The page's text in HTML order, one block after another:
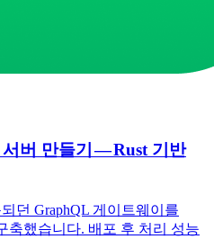
버 만들기 — Rust 기반
던 GraphQL 게이트웨이를
축했습니다. 배포 후 처리 성능